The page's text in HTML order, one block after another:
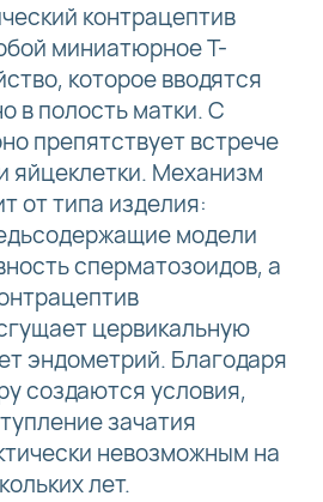
контрацептив
миниатюрное Т-
которое вводятся
в полость матки. С
препятствует встрече
яйцеклетки. Механизм
от типа изделия:
модели
сперматозоидов, а
цервикальную
эндометрий. Благодаря
создаются условия,
зачатия
невозможным на
лет.